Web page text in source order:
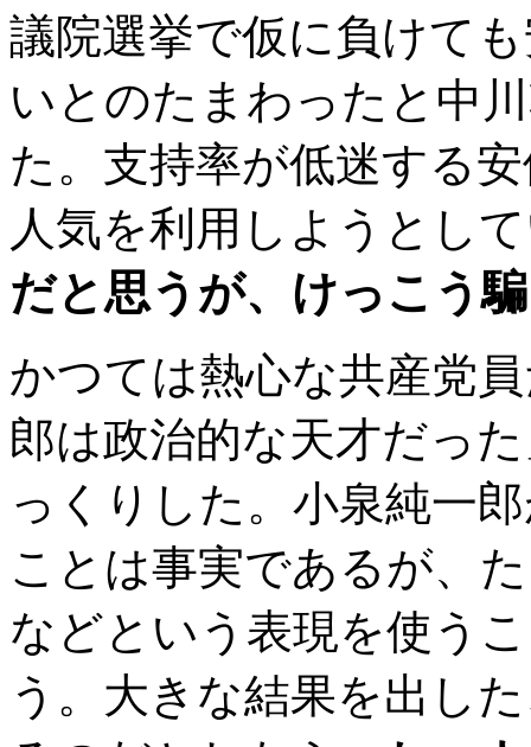
議院選挙で仮に負けて
いとのたまわったと中
た。支持率が低迷する
人気を利用しようとし
だと思うが、けっこう
かつては熱心な共産党
郎は政治的な天才だっ
っくりした。小泉純一
ことは事実であるが、
などという表現を使う
う。大きな結果を出し